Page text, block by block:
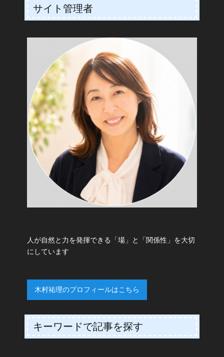
サイト管理者
人が自然と力を発揮できる「場」と「関係性」を大切
にしています
木村祐理のプロフィールはこちら
キーワードで記事を探す